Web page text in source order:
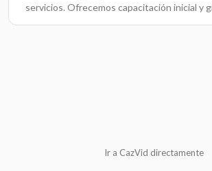
servicios. Ofrecemos capacitación inicial y
oportunidades de crecimiento dentro de
Ir a CazVid directamente